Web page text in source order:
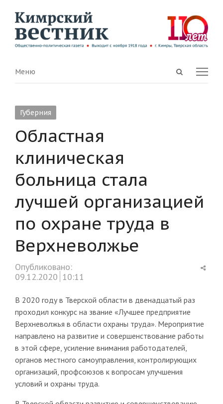
Open
Menu
Меню
Губерния
Областная
клиническая
больница стала
лучшей организацией
по охране труда в
Верхневолжье
Опубликовано:
09.12.2020 10:11
В 2020 году в Тверской области в двенадцатый раз
проходил конкурс на звание «Лучшее предприятие
Верхневолжья в области охраны труда». Мероприятие
направлено на развитие и совершенствование работы
в этой сфере, усиление внимания работодателей,
органов местного самоуправления, контролирующих
организаций, профсоюзов к вопросам улучшения
условий и охраны труда.